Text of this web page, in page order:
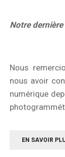
Notre
Nous
nous avoir
numérique
EN SAVOIR